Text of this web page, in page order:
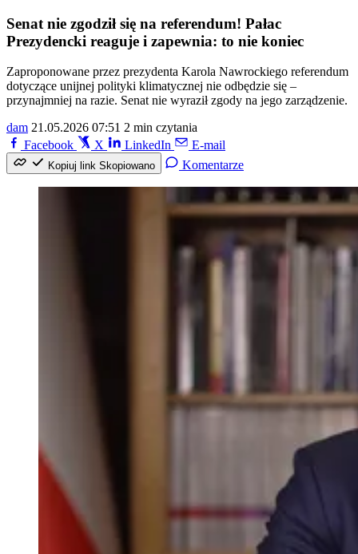
Senat nie zgodził się na referendum! Pałac
Prezydencki reaguje i zapewnia: to nie koniec
Zaproponowane przez prezydenta Karola Nawrockiego referendum
dotyczące unijnej polityki klimatycznej nie odbędzie się –
przynajmniej na razie. Senat nie wyraził zgody na jego zarządzenie.
dam 21.05.2026 07:51 2 min czytania
Facebook
X LinkedIn E-mail
Kopiuj link Skopiowano Komentarze